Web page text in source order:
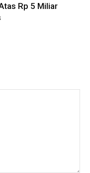
Rp 5 Miliar